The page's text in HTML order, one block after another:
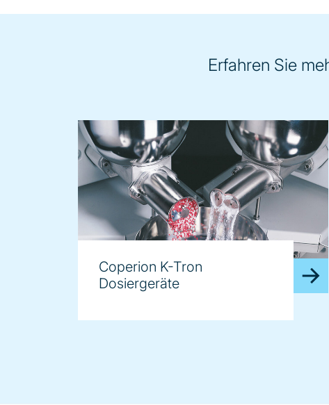
Erfahren Sie
Coperion K-Tron
Dosiergeräte